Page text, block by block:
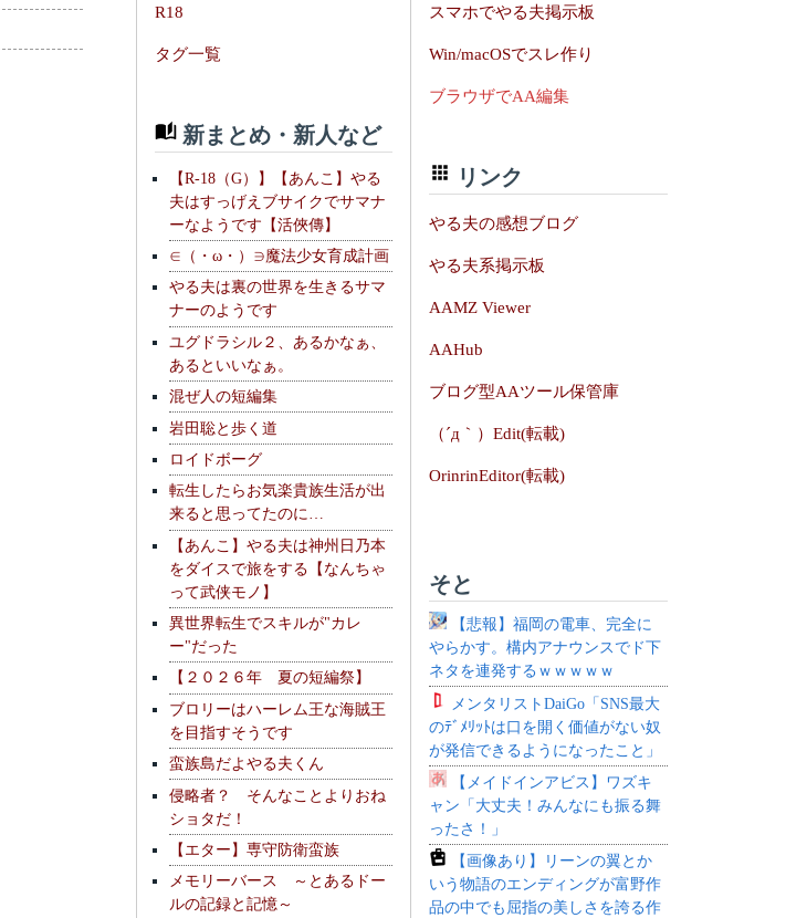
R18
タグ一覧
新まとめ・新人など
【R-18（G）】【あんこ】やる
夫はすっげえブサイクでサマナ
ーなようです【活俠傳】
∈（・ω・）∋魔法少女育成計画
やる夫は裏の世界を生きるサマ
ナーのようです
ユグドラシル２、あるかなぁ、
あるといいなぁ。
混ぜ人の短編集
岩田聡と歩く道
ロイドボーグ
転生したらお気楽貴族生活が出
来ると思ってたのに…
【あんこ】やる夫は神州日乃本
をダイスで旅をする【なんちゃ
って武侠モノ】
異世界転生でスキルが"カレ
ー"だった
【２０２６年 夏の短編祭】
ブロリーはハーレム王な海賊王
を目指すそうです
蛮族島だよやる夫くん
侵略者？ そんなことよりおね
ショタだ！
【エター】専守防衛蛮族
メモリーバース ～とあるドー
ルの記録と記憶～
スマホでやる夫掲示板
Win/macOSでスレ作り
ブラウザでAA編集
リンク
やる夫の感想ブログ
やる夫系掲示板
AAMZ Viewer
AAHub
ブログ型AAツール保管庫
（´д｀）Edit(転載)
OrinrinEditor(転載)
そと
【悲報】福岡の電車、完全に
やらかす。構内アナウンスでド下
ネタを連発するｗｗｗｗｗ
メンタリストDaiGo「SNS最大
のﾃﾞﾒﾘｯﾄは口を開く価値がない奴
が発信できるようになったこと」
【メイドインアビス】ワズキ
ャン「大丈夫！みんなにも振る舞
ったさ！」
【画像あり】リーンの翼とか
いう物語のエンディングが富野作
品の中でも屈指の美しさを誇る作